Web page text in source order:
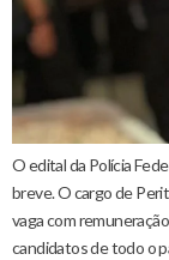
O edital da Polícia
breve. O cargo de
vaga com
candidatos de todo o